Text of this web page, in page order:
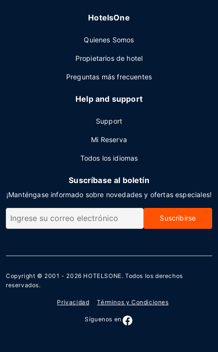
HotelsOne
Quienes Somos
Propietarios de hotel
Preguntas más frecuentes
Help and support
Support
Mi Reserva
Todos los idiomas
Suscríbase al boletín
¡Manténgase informado sobre novedades y ofertas especiales!
Suscribirse
Copyright © 2001 - 2026 HOTELSONE. Todos los derechos
reservados.
Privacidad Términos y Condiciones
Síguenos en